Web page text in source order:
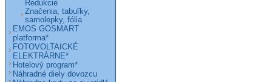
Redukcie
Značenia, tabuľky,
samolepky, fólia
EMOS GOSMART
platforma*
FOTOVOLTAICKÉ
ELEKTRÁRNE*
Hotelový program*
Náhradné diely dovozcu